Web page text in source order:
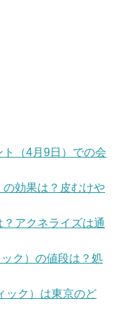
（4月9日）での会
効果は？皮むけや
アクネライズは通
ク）の値段は？処
ック）は東京のど